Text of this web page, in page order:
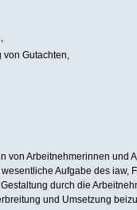
von Gutachten,
von Arbeitnehmerinnen und
Aufgabe des iaw,
durch die
und Umsetzung